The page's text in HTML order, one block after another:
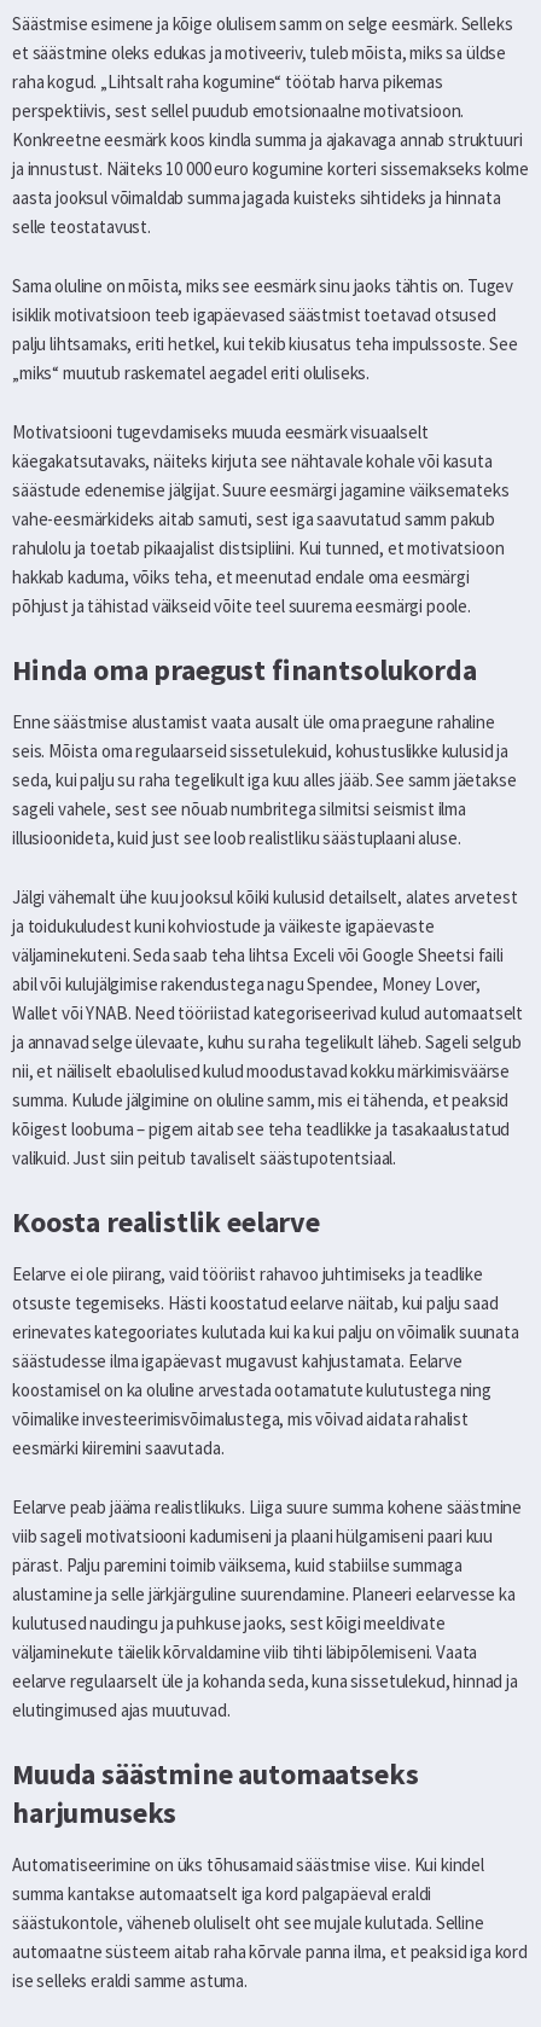
Säästmise esimene ja kõige olulisem samm on selge eesmärk. Selleks
et säästmine oleks edukas ja motiveeriv, tuleb mõista, miks sa üldse
raha kogud. „Lihtsalt raha kogumine“ töötab harva pikemas
perspektiivis, sest sellel puudub emotsionaalne motivatsioon.
Konkreetne eesmärk koos kindla summa ja ajakavaga annab struktuuri
ja innustust. Näiteks 10 000 euro kogumine korteri sissemakseks kolme
aasta jooksul võimaldab summa jagada kuisteks sihtideks ja hinnata
selle teostatavust.
Sama oluline on mõista, miks see eesmärk sinu jaoks tähtis on. Tugev
isiklik motivatsioon teeb igapäevased säästmist toetavad otsused
palju lihtsamaks, eriti hetkel, kui tekib kiusatus teha impulssoste. See
„miks“ muutub raskematel aegadel eriti oluliseks.
Motivatsiooni tugevdamiseks muuda eesmärk visuaalselt
käegakatsutavaks, näiteks kirjuta see nähtavale kohale või kasuta
säästude edenemise jälgijat. Suure eesmärgi jagamine väiksemateks
vahe-eesmärkideks aitab samuti, sest iga saavutatud samm pakub
rahulolu ja toetab pikaajalist distsipliini. Kui tunned, et motivatsioon
hakkab kaduma, võiks teha, et meenutad endale oma eesmärgi
põhjust ja tähistad väikseid võite teel suurema eesmärgi poole.
Hinda oma praegust finantsolukorda
Enne säästmise alustamist vaata ausalt üle oma praegune rahaline
seis. Mõista oma regulaarseid sissetulekuid, kohustuslikke kulusid ja
seda, kui palju su raha tegelikult iga kuu alles jääb. See samm jäetakse
sageli vahele, sest see nõuab numbritega silmitsi seismist ilma
illusioonideta, kuid just see loob realistliku säästuplaani aluse.
Jälgi vähemalt ühe kuu jooksul kõiki kulusid detailselt, alates arvetest
ja toidukuludest kuni kohviostude ja väikeste igapäevaste
väljaminekuteni. Seda saab teha lihtsa Exceli või Google Sheetsi faili
abil või kulujälgimise rakendustega nagu Spendee, Money Lover,
Wallet või YNAB. Need tööriistad kategoriseerivad kulud automaatselt
ja annavad selge ülevaate, kuhu su raha tegelikult läheb. Sageli selgub
nii, et näiliselt ebaolulised kulud moodustavad kokku märkimisväärse
summa. Kulude jälgimine on oluline samm, mis ei tähenda, et peaksid
kõigest loobuma – pigem aitab see teha teadlikke ja tasakaalustatud
valikuid. Just siin peitub tavaliselt säästupotentsiaal.
Koosta realistlik eelarve
Eelarve ei ole piirang, vaid tööriist rahavoo juhtimiseks ja teadlike
otsuste tegemiseks. Hästi koostatud eelarve näitab, kui palju saad
erinevates kategooriates kulutada kui ka kui palju on võimalik suunata
säästudesse ilma igapäevast mugavust kahjustamata. Eelarve
koostamisel on ka oluline arvestada ootamatute kulutustega ning
võimalike investeerimisvõimalustega, mis võivad aidata rahalist
eesmärki kiiremini saavutada.
Eelarve peab jääma realistlikuks. Liiga suure summa kohene säästmine
viib sageli motivatsiooni kadumiseni ja plaani hülgamiseni paari kuu
pärast. Palju paremini toimib väiksema, kuid stabiilse summaga
alustamine ja selle järkjärguline suurendamine. Planeeri eelarvesse ka
kulutused naudingu ja puhkuse jaoks, sest kõigi meeldivate
väljaminekute täielik kõrvaldamine viib tihti läbipõlemiseni. Vaata
eelarve regulaarselt üle ja kohanda seda, kuna sissetulekud, hinnad ja
elutingimused ajas muutuvad.
Muuda säästmine automaatseks
harjumuseks
Automatiseerimine on üks tõhusamaid säästmise viise. Kui kindel
summa kantakse automaatselt iga kord palgapäeval eraldi
säästukontole, väheneb oluliselt oht see mujale kulutada. Selline
automaatne süsteem aitab raha kõrvale panna ilma, et peaksid iga kord
ise selleks eraldi samme astuma.